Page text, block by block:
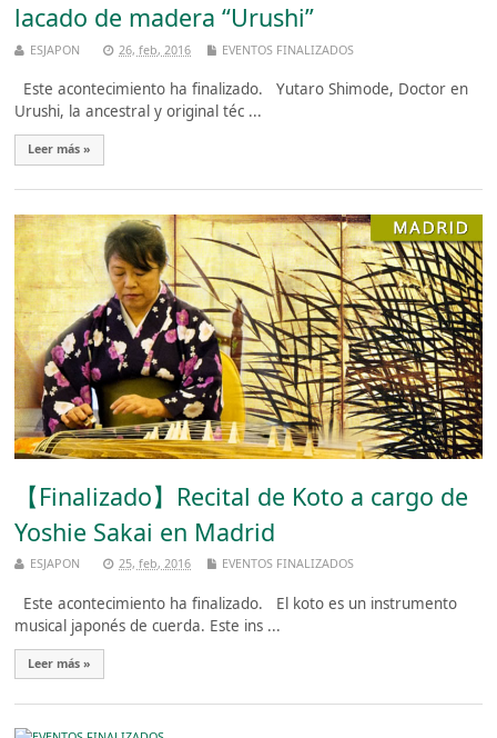
lacado de madera “Urushi”
ESJAPON 26, feb, 2016 EVENTOS FINALIZADOS
Este acontecimiento ha finalizado. Yutaro Shimode, Doctor en
Urushi, la ancestral y original téc ...
Leer más »
【Finalizado】Recital de Koto a cargo de
Yoshie Sakai en Madrid
ESJAPON 25, feb, 2016 EVENTOS FINALIZADOS
Este acontecimiento ha finalizado. El koto es un instrumento
musical japonés de cuerda. Este ins ...
Leer más »